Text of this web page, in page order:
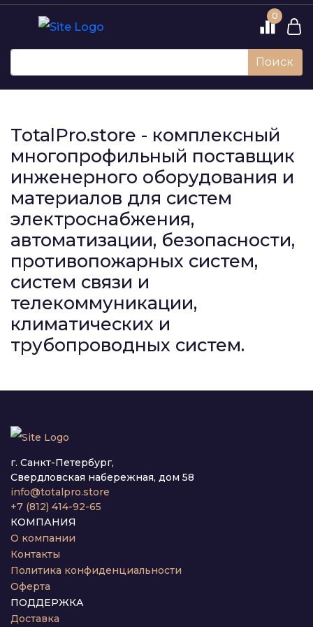
0
Поиск
TotalPro.store - комплексный
многопрофильный поставщик
инженерного оборудования и
материалов для систем
электроснабжения,
автоматизации, безопасности,
противопожарных систем,
систем связи и
телекоммуникации,
климатических и
трубопроводных систем.
г. Санкт-Петербург,
Свердловская набережная, дом 58
info@totalpro.store
+7 (812) 414-92-65
КОМПАНИЯ
О компании
Контакты
Политика конфиденциальности
Оферта
ПОДДЕРЖКА
Доставка